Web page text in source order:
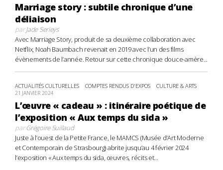
Marriage story : subtile chronique d’une
déliaison
parJade Serieys
Avec Marriage Story, produit de sa deuxième collaboration avec
Netflix, Noah Baumbach revenait en 2019 avec l’un des films
évènements de l’année. Retour sur cette chronique douce-amère...
ACTUALITÉS CULTURELLES COMPTES RENDUS D'EXPOS CULTURE & ARTS
21 JANVIER 2024
L’œuvre « cadeau » : itinéraire poétique de
l’exposition « Aux temps du sida »
parGrégoire Suillaud
Juste à l’ouest de la Petite France, le MAMCS (Musée d’Art Moderne
et Contemporain de Strasbourg) abrite jusqu’au 4 février 2024
l’exposition « Aux temps du sida, œuvres, récits et...